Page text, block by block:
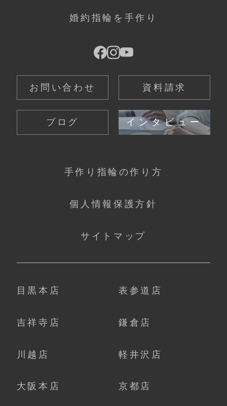
婚約指輪を手作り
お問い合わせ 資料請求
ブログ インタビュー
手作り指輪の作り方
個人情報保護方針
サイトマップ
目黒本店 表参道店
吉祥寺店 鎌倉店
川越店 軽井沢店
大阪本店 京都店